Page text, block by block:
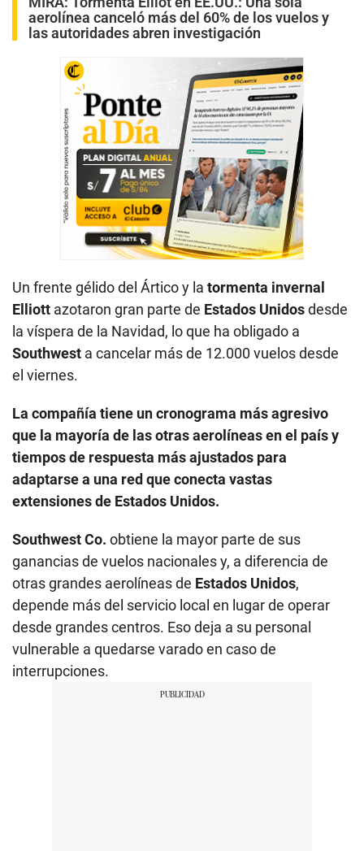
aerolínea canceló más del 60% de los vuelos y
las autoridades abren investigación
Un frente gélido del Ártico y la tormenta invernal
Elliott azotaron gran parte de Estados Unidosdesde
la víspera de la Navidad, lo que ha obligado a
Southwest a cancelar más de 12.000 vuelos desde
el viernes.
La compañía tiene un cronograma más agresivo
que la mayoría de las otras aerolíneas en el país y
tiempos de respuesta más ajustados para
adaptarse a una red que conecta vastas
extensiones de Estados Unidos.
Southwest Co. obtiene la mayor parte de sus
ganancias de vuelos nacionales y, a diferencia de
otras grandes aerolíneas de Estados Unidos,
depende más del servicio local en lugar de operar
desde grandes centros. Eso deja a su personal
vulnerable a quedarse varado en caso de
interrupciones.